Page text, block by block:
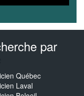
par
Québec
Laval